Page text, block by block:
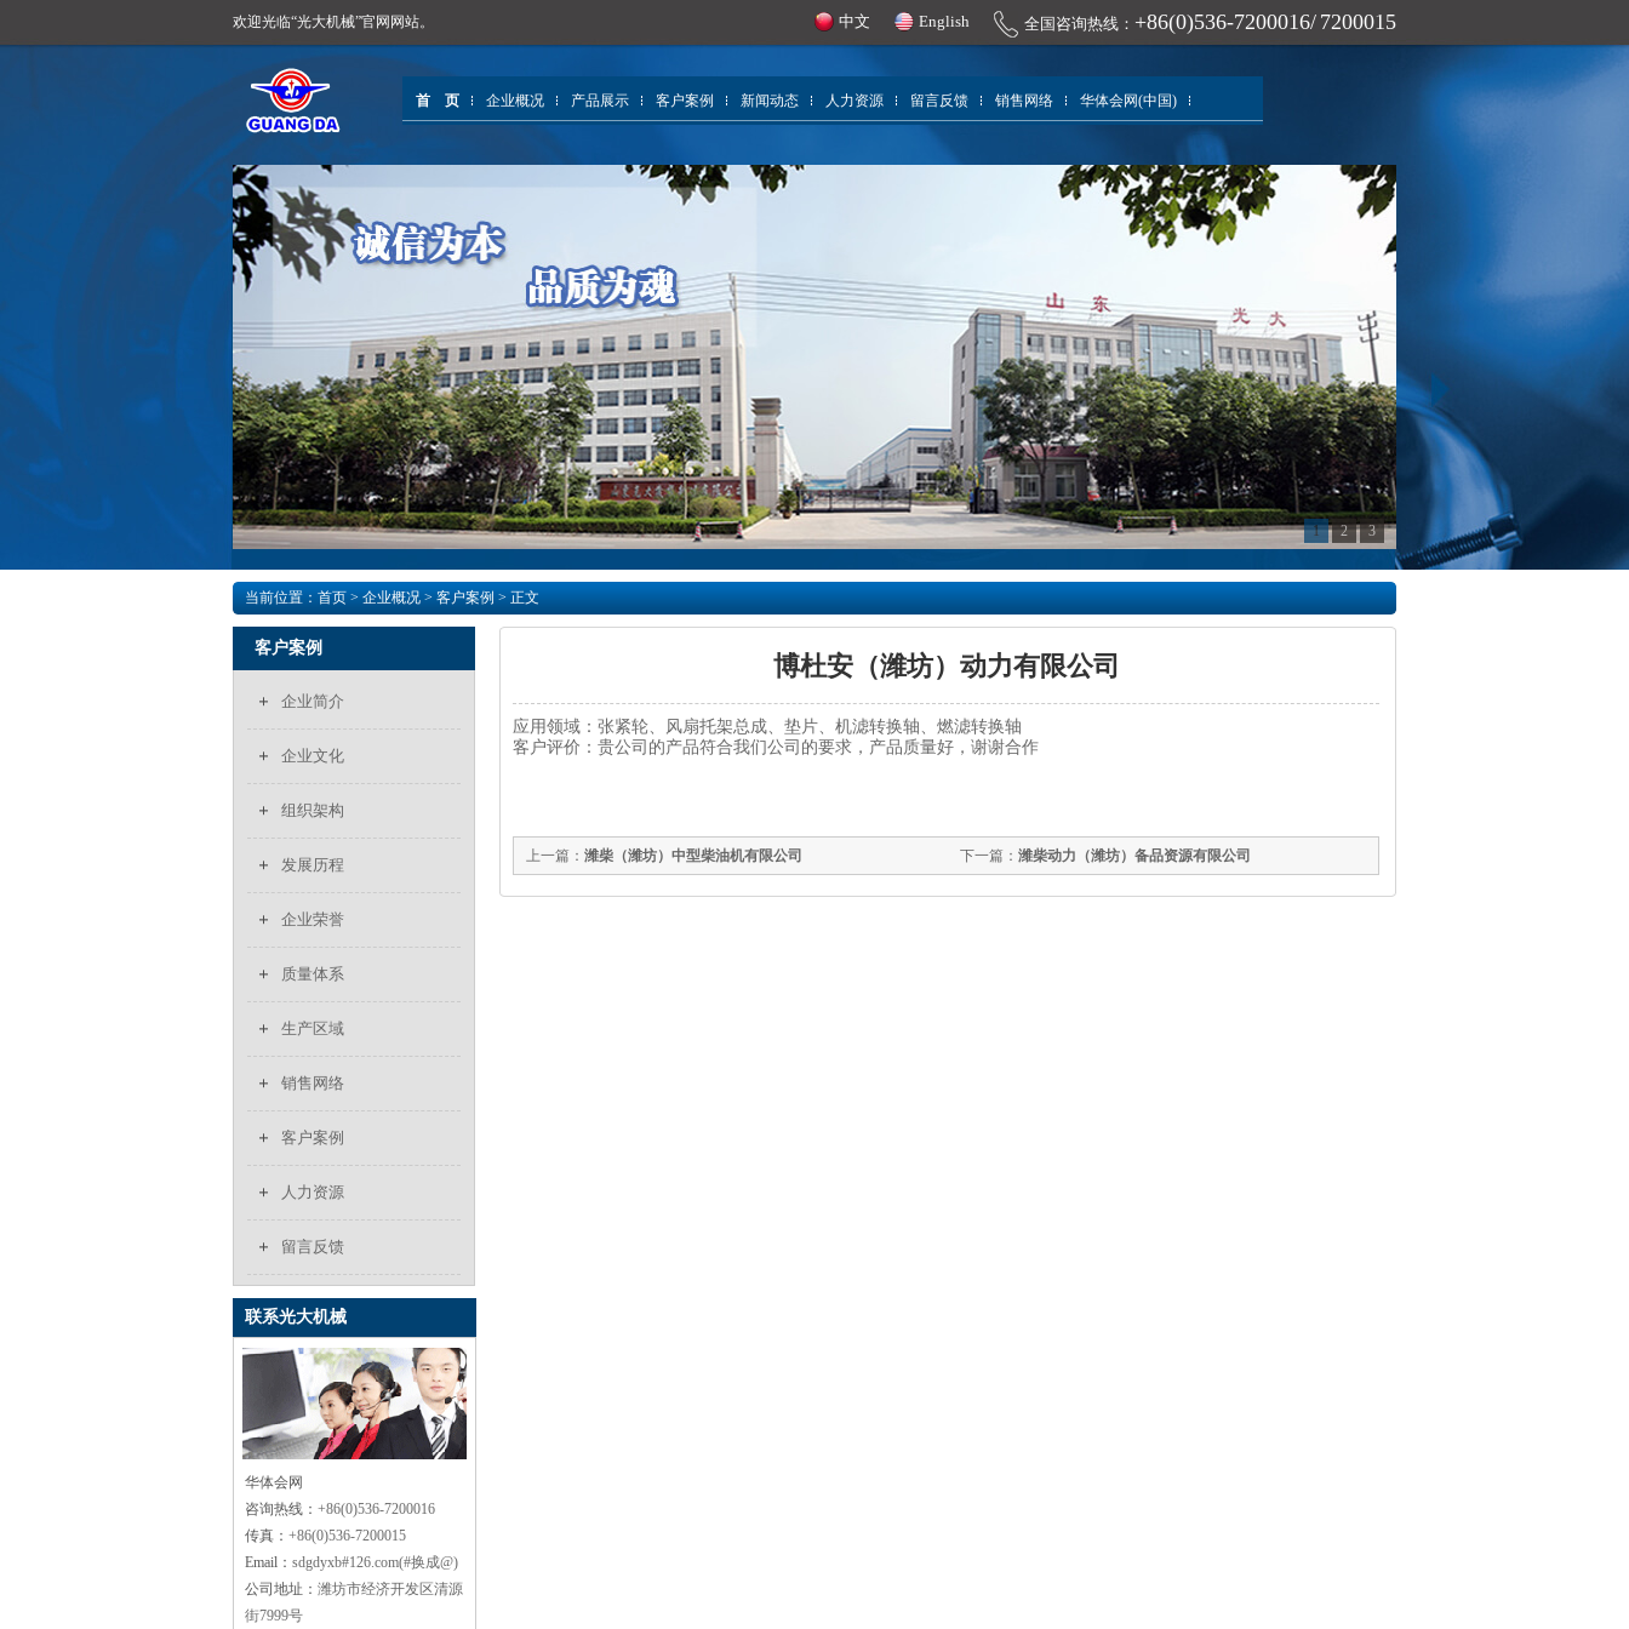
欢迎光临“光大机械”官网网站。 全国咨询热线： +86(0)536-7200016/ 7200015
English
中文
首 页 企业概况 产品展示 客户案例 新闻动态 人力资源 留言反馈 销售网络 华体会网(中国)
1 2 3
当前位置： 首页 > 企业概况 > 客户案例 > 正文
博杜安（潍坊）动力有限公司
应用领域：张紧轮、风扇托架总成、垫片、机滤转换轴、燃滤转换轴
客户评价：贵公司的产品符合我们公司的要求，产品质量好，谢谢合作
上一篇： 潍柴（潍坊）中型柴油机有限公司 下一篇： 潍柴动力（潍坊）备品资源有限公司
客户案例
企业简介
企业文化
组织架构
发展历程
企业荣誉
质量体系
生产区域
销售网络
客户案例
人力资源
留言反馈
联系光大机械
华体会网
咨询热线： +86(0)536-7200016
传真： +86(0)536-7200015
Email： sdgdyxb#126.com(#换成@)
公司地址： 潍坊市经济开发区清源
街7999号